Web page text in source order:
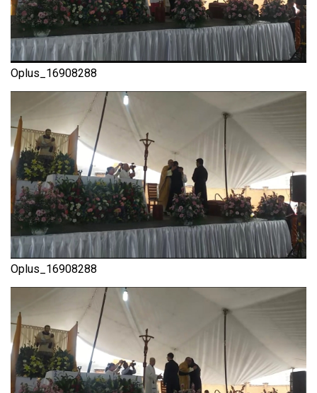
Oplus_16908288
Oplus_16908288